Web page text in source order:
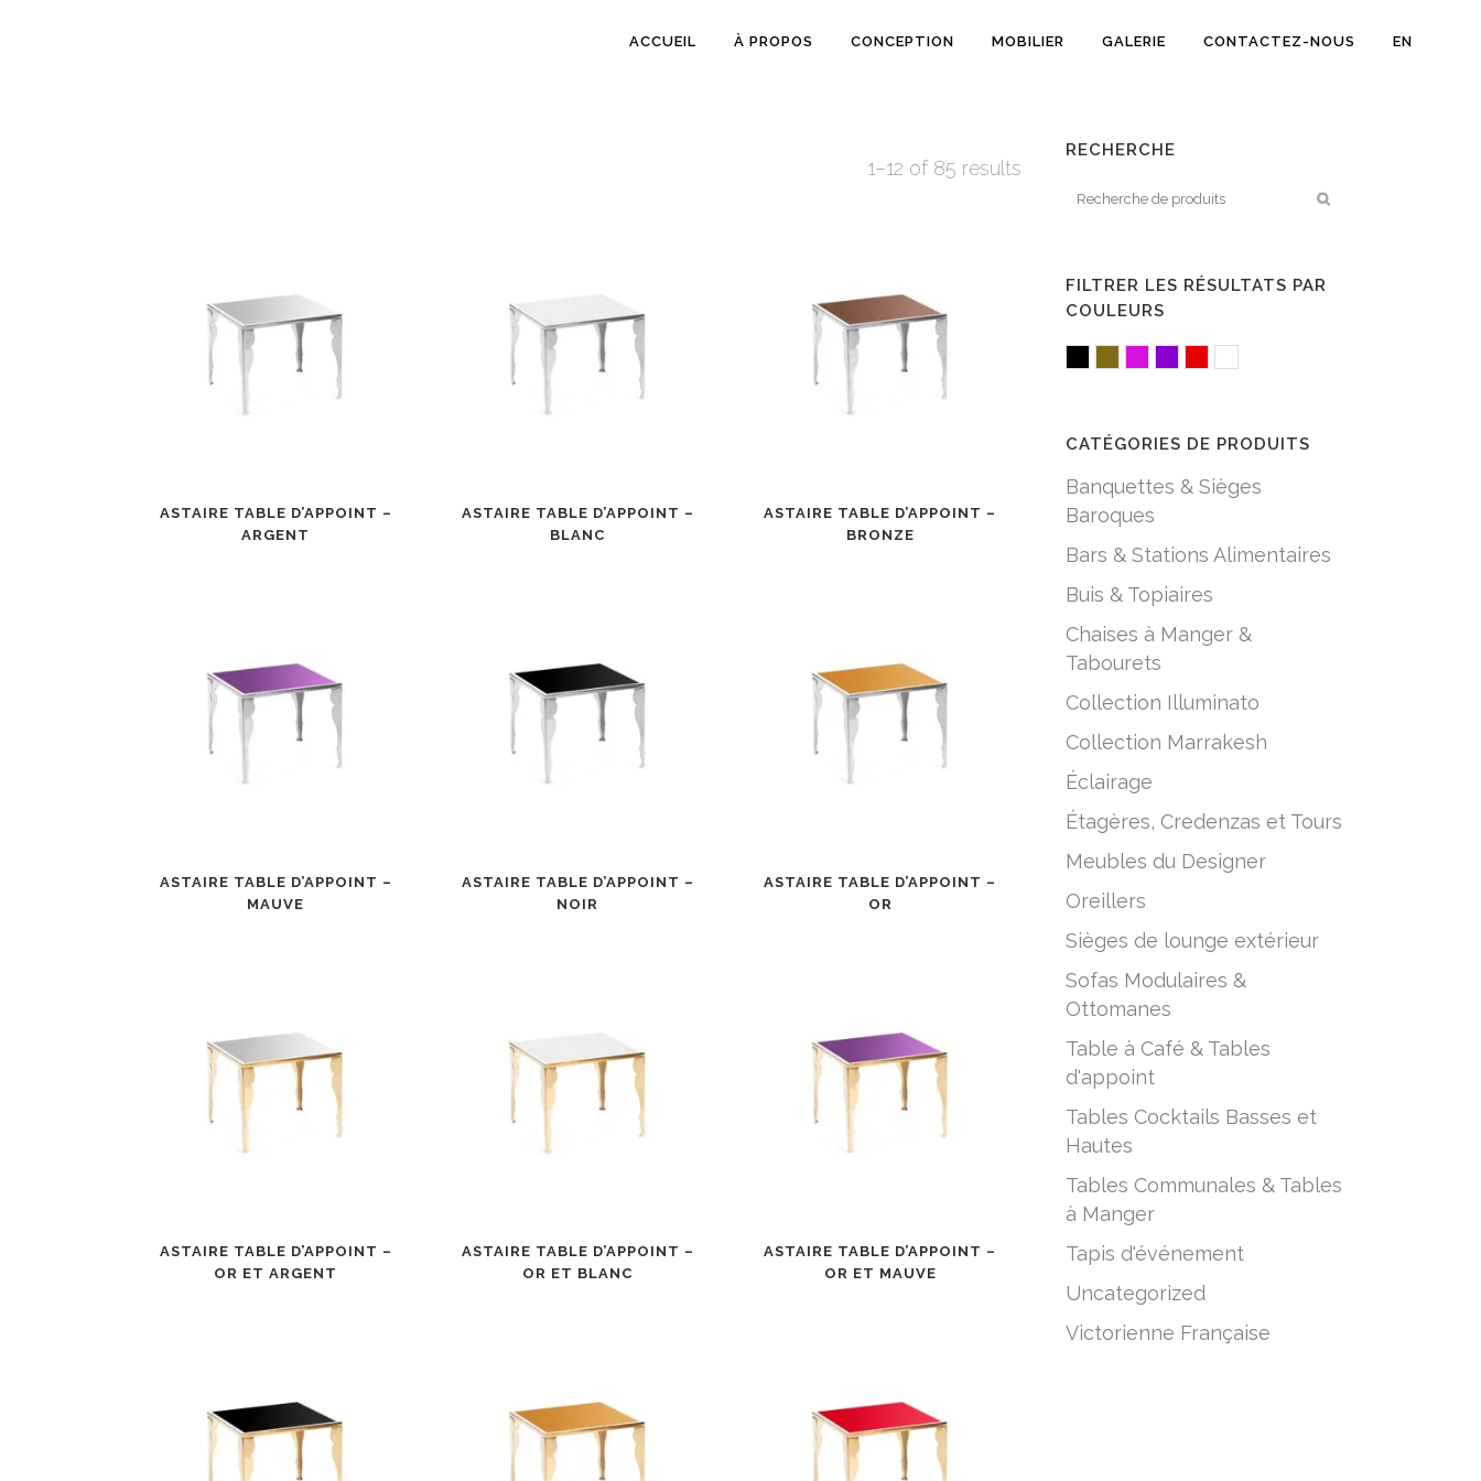
ACCUEIL À PROPOS CONCEPTION MOBILIER GALERIE CONTACTEZ-NOUS EN
1–12 of 85 results
ASTAIRE TABLE D’APPOINT –
ARGENT
ASTAIRE TABLE D’APPOINT –
BLANC
ASTAIRE TABLE D’APPOINT –
BRONZE
ASTAIRE TABLE D’APPOINT –
MAUVE
ASTAIRE TABLE D’APPOINT –
NOIR
ASTAIRE TABLE D’APPOINT –
OR
ASTAIRE TABLE D’APPOINT –
OR ET ARGENT
ASTAIRE TABLE D’APPOINT –
OR ET BLANC
ASTAIRE TABLE D’APPOINT –
OR ET MAUVE
RECHERCHE
FILTRER LES RÉSULTATS PAR
COULEURS
CATÉGORIES DE PRODUITS
Banquettes & Sièges
Baroques
Bars & Stations Alimentaires
Buis & Topiaires
Chaises à Manger &
Tabourets
Collection Illuminato
Collection Marrakesh
Éclairage
Étagères, Credenzas et Tours
Meubles du Designer
Oreillers
Sièges de lounge extérieur
Sofas Modulaires &
Ottomanes
Table à Café & Tables
d'appoint
Tables Cocktails Basses et
Hautes
Tables Communales & Tables
à Manger
Tapis d'événement
Uncategorized
Victorienne Française